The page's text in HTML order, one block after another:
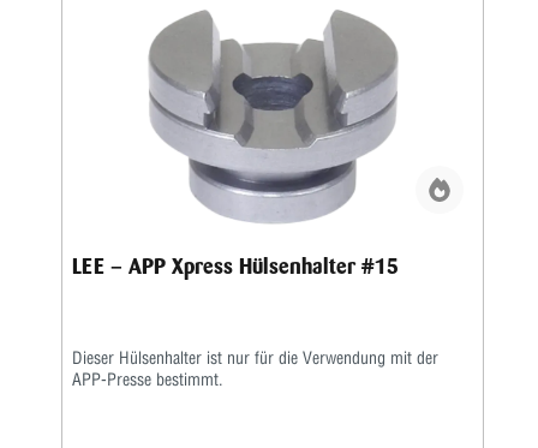
LEE – APP Xpress Hülsenhalter #15
Dieser Hülsenhalter ist nur für die Verwendung mit der
APP-Presse bestimmt.